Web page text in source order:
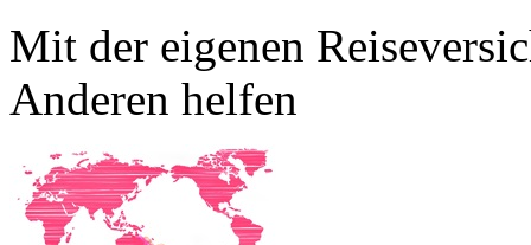
Mit der eigenen
Anderen helfen